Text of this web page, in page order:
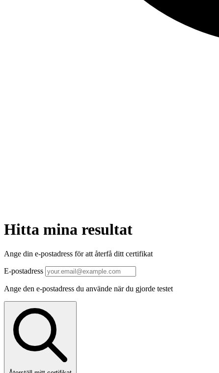
Hitta mina resultat
Ange din e-postadress för att återfå ditt certifikat
E-postadress
Ange den e-postadress du använde när du gjorde testet